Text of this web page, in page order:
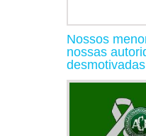
Nossos
nossas